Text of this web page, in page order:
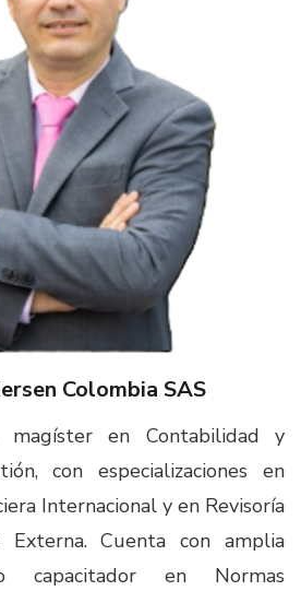
Colombia SAS​
magíster en Contabilidad y
con especializaciones en
Internacional y en Revisoría
Cuenta con amplia
capacitador en Normas